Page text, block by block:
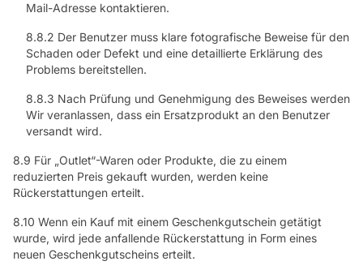
Mail-Adresse kontaktieren.
8.8.2 Der Benutzer muss klare fotografische Beweise für den
Schaden oder Defekt und eine detaillierte Erklärung des
Problems bereitstellen.
8.8.3 Nach Prüfung und Genehmigung des Beweises werden
Wir veranlassen, dass ein Ersatzprodukt an den Benutzer
versandt wird.
8.9 Für „Outlet“-Waren oder Produkte, die zu einem
reduzierten Preis gekauft wurden, werden keine
Rückerstattungen erteilt.
8.10 Wenn ein Kauf mit einem Geschenkgutschein getätigt
wurde, wird jede anfallende Rückerstattung in Form eines
neuen Geschenkgutscheins erteilt.